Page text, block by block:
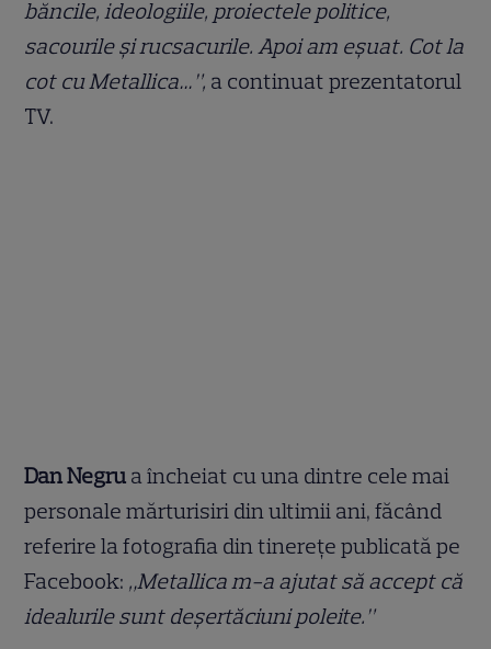
băncile, ideologiile, proiectele politice,
sacourile și rucsacurile. Apoi am eșuat. Cot la
cot cu Metallica…”, a continuat prezentatorul
TV.
Dan Negru a încheiat cu una dintre cele mai
personale mărturisiri din ultimii ani, făcând
referire la fotografia din tinerețe publicată pe
Facebook: „Metallica m-a ajutat să accept că
idealurile sunt deșertăciuni poleite.”